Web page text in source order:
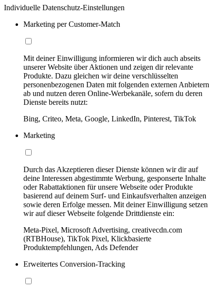
Individuelle Datenschutz-Einstellungen
Marketing per Customer-Match
Mit deiner Einwilligung informieren wir dich auch abseits
unserer Website über Aktionen und zeigen dir relevante
Produkte. Dazu gleichen wir deine verschlüsselten
personenbezogenen Daten mit folgenden externen Anbietern
ab und nutzen deren Online-Werbekanäle, sofern du deren
Dienste bereits nutzt:
Bing, Criteo, Meta, Google, LinkedIn, Pinterest, TikTok
Marketing
Durch das Akzeptieren dieser Dienste können wir dir auf
deine Interessen abgestimmte Werbung, gesponserte Inhalte
oder Rabattaktionen für unsere Webseite oder Produkte
basierend auf deinem Surf- und Einkaufsverhalten anzeigen
sowie deren Erfolge messen. Mit deiner Einwilligung setzen
wir auf dieser Webseite folgende Drittdienste ein:
Meta-Pixel, Microsoft Advertising, creativecdn.com
(RTBHouse), TikTok Pixel, Klickbasierte
Produktempfehlungen, Ads Defender
Erweitertes Conversion-Tracking